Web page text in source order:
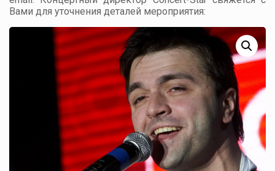
Вами для уточнения деталей мероприятия: